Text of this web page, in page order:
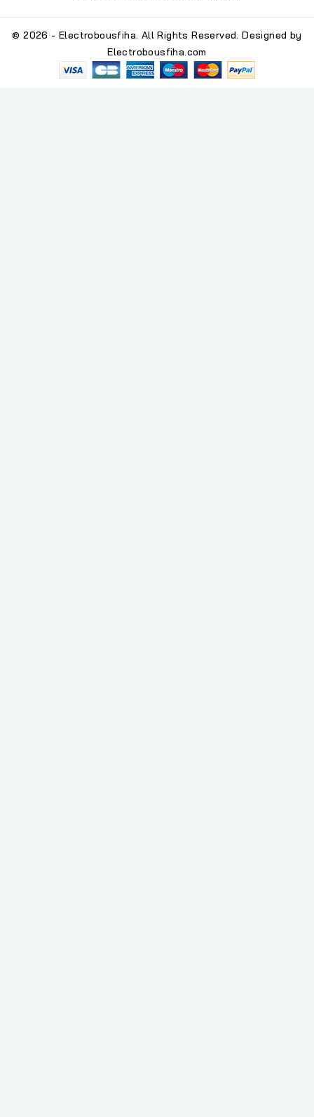
© 2026 - Electrobousfiha. All Rights Reserved. Designed by
Electrobousfiha.com